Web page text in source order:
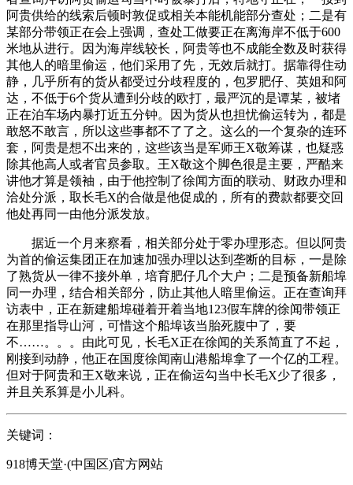
阿贵供给的线索后顿时敦促或相关本能机能部分查处；二是有
某部分带领正在会上强调，查处工做要正在离海岸不低于600
米地从进行。因为海岸线较长，阿贵等也不成能全数及时获得
其他人的暗里偷运，他们采用了先，无效后就打。据靠得住动
静，几乎所有的货从都受过分歧程度的，包罗肥仔、英姐和阿
达，不低于6个货从遭到分歧的欧打，最严沉的是谭某，被堵
正在泊车场内暴打近五分钟。因为货从也担忧偷运转为，都是
敢怒不敢言，所以这些事都不了了之。这么的一个复杂的连环
套，阿贵是想不出来的，这些该当是军师王X敬筹谋，也疑惑
除其他高人或者官员参取。王X敬这个脚色很是主要，严酷来
讲他才算是领袖，由于他控制了徐闻方面的联动、财政办理和
洽处分派，取长毛X的合做是他促成的，所有的费款都要交回
他处再同一由他分派发放。
据近一个月来察看，相关部分处于零办理形态。但以阿贵
为首的偷运集团正在加速加强办理以达到垄断的目标，一是除
了熟货从一律不接外单，培育肥仔几个大户；二是预备新船埠
同一办理，结合相关部分，防止其他人暗里偷运。正在查询拜
访表中，正在新建船埠碰着开着当地123假车牌的徐闻带领正
在那里指导山河，可惜这个船埠该当胎死腹中了，要
不……。。。由此可见，长毛X正在徐闻的关系简直了不起，
刚接到动静，他正在国度徐闻南山港船埠拿了一个亿的工程。
但对于阿贵和王X敬来说，正在偷运勾当中长毛X少了很多，
并且关系算是小儿科。
关键词：
918博天堂·(中国区)官方网站